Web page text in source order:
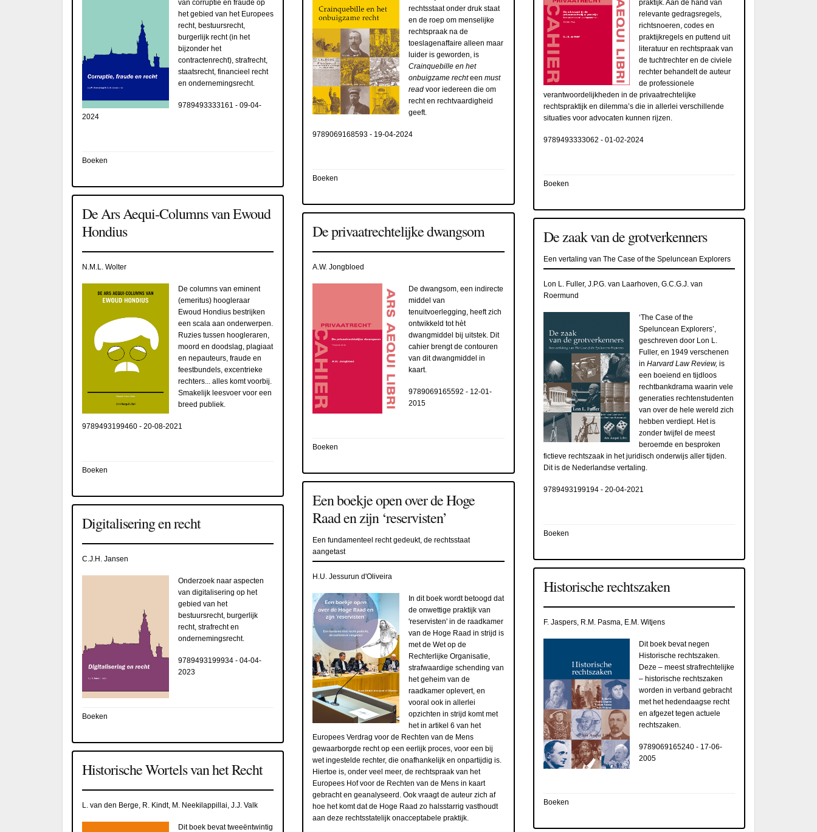
van corruptie en fraude op
het gebied van het Europees
recht, bestuursrecht,
burgerlijk recht (in het
bijzonder het
contractenrecht), strafrecht,
staatsrecht, financieel recht
en ondernemingsrecht.
9789493333161 - 09-04-
2024
Boeken
De Ars Aequi-Columns van Ewoud
Hondius
N.M.L. Wolter
De columns van eminent
(emeritus) hoogleraar
Ewoud Hondius bestrijken
een scala aan onderwerpen.
Ruzies tussen hoogleraren,
moord en doodslag, plagiaat
en nepauteurs, fraude en
feestbundels, excentrieke
rechters... alles komt voorbij.
Smakelijk leesvoer voor een
breed publiek.
9789493199460 - 20-08-2021
Boeken
Digitalisering en recht
C.J.H. Jansen
Onderzoek naar aspecten
van digitalisering op het
gebied van het
bestuursrecht, burgerlijk
recht, strafrecht en
ondernemingsrecht.
9789493199934- 04-04-
2023
Boeken
Historische Wortels van het Recht
L. van den Berge, R. Kindt, M. Neekilappillai, J.J. Valk
Dit boek bevat tweeëntwintig
rechtsstaat onder druk staat
en de roep om menselijke
rechtspraak na de
toeslagenaffaire alleen maar
luider is geworden, is
Crainquebille en het
onbuigzame rechteen must
readvoor iedereen die om
recht en rechtvaardigheid
geeft.
9789069168593 - 19-04-2024
Boeken
De privaatrechtelijke dwangsom
A.W. Jongbloed
De dwangsom, een indirecte
middel van
tenuitvoerlegging, heeft zich
ontwikkeld tot hèt
dwangmiddel bij uitstek. Dit
cahier brengt de contouren
van dit dwangmiddel in
kaart.
9789069165592 - 12-01-
2015
Boeken
Een boekje open over de Hoge
Raad en zijn ‘reservisten’
Een fundamenteel recht gedeukt, de rechtsstaat
aangetast
H.U. Jessurun d'Oliveira
In dit boek wordt betoogd dat
de onwettige praktijk van
'reservisten' in de raadkamer
van de Hoge Raad in strijd is
met de Wet op de
Rechterlijke Organisatie,
strafwaardige schending van
het geheim van de
raadkamer oplevert, en
vooral ook in allerlei
opzichten in strijd komt met
het in artikel 6 van het
Europees Verdrag voor de Rechten van de Mens
gewaarborgde recht op een eerlijk proces, voor een bij
wet ingestelde rechter, die onafhankelijk en onpartijdig is.
Hiertoe is, onder veel meer, de rechtspraak van het
Europees Hof voor de Rechten van de Mens in kaart
gebracht en geanalyseerd. Ook vraagt de auteur zich af
hoe het komt dat de Hoge Raad zo halsstarrig vasthoudt
aan deze rechtsstatelijk onacceptabele praktijk.
praktijk. Aan de hand van
relevante gedragsregels,
richtsnoeren, codes en
praktijkregels en puttend uit
literatuur en rechtspraak van
de tuchtrechter en de civiele
rechter behandelt de auteur
de professionele
verantwoordelijkheden in de privaatrechtelijke
rechtspraktijk en dilemma’s die in allerlei verschillende
situaties voor advocaten kunnen rijzen.
9789493333062 - 01-02-2024
Boeken
De zaak van de grotverkenners
Een vertaling van The Case of the Speluncean Explorers
Lon L. Fuller, J.P.G. van Laarhoven, G.C.G.J. van
Roermund
‘The Case of the
Speluncean Explorers’,
geschreven door Lon L.
Fuller, en 1949 verschenen
inHarvard Law Review,is
een boeiend en tijdloos
rechtbankdrama waarin vele
generaties rechtenstudenten
van over de hele wereld zich
hebben verdiept. Het is
zonder twijfel de meest
beroemde en besproken
fictieve rechtszaak in het juridisch onderwijs aller tijden.
Dit is de Nederlandse vertaling.
9789493199194- 20-04-2021
Boeken
Historische rechtszaken
F. Jaspers, R.M. Pasma, E.M. Witjens
Dit boek bevat negen
Historische rechtszaken.
Deze – meest strafrechtelijke
– historische rechtszaken
worden in verband gebracht
met het hedendaagse recht
en afgezet tegen actuele
rechtszaken.
9789069165240 - 17-06-
2005
Boeken